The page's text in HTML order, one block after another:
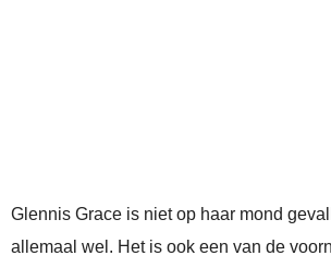
Glennis Grace is niet op haar mond
allemaal wel. Het is ook een van de